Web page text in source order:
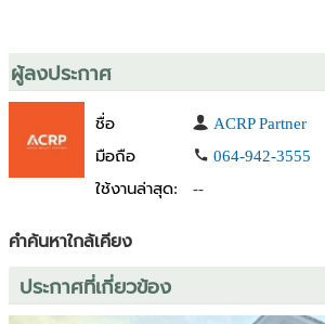
Call +66 (0) 64-942-3555
Call +66 (0) 84-239-5353
www.acr-partner.com
Facebook : Acuterealtypartner
info@acuterealty.com
Line : @sale_14
ผู้ลงประกาศ
ชื่อ
ACRP Partner
มือถือ
064-942-3555
ใช้งานล่าสุด:
--
คำค้นหาใกล้เคียง
ประกาศที่เกี่ยวข้อง